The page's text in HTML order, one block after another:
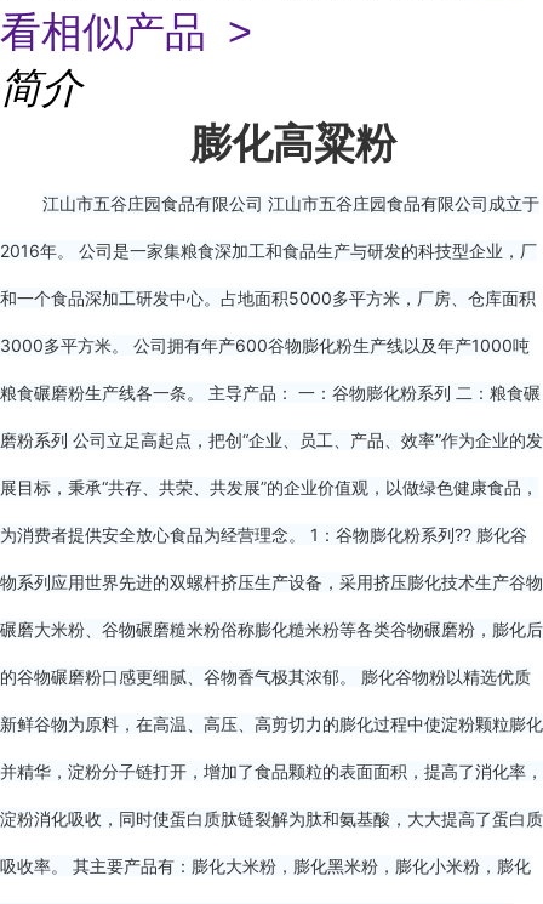
看相似产品 >
简介
膨化高粱粉
江山市五谷庄园食品有限公司 江山市五谷庄园食品有限公司成立于
2016年。 公司是一家集粮食深加工和食品生产与研发的科技型企业，厂
和一个食品深加工研发中心。占地面积5000多平方米，厂房、仓库面积
3000多平方米。 公司拥有年产600谷物膨化粉生产线以及年产1000吨
粮食碾磨粉生产线各一条。 主导产品： 一：谷物膨化粉系列 二：粮食碾
磨粉系列 公司立足高起点，把创“企业、员工、产品、效率”作为企业的发
展目标，秉承“共存、共荣、共发展”的企业价值观，以做绿色健康食品，
为消费者提供安全放心食品为经营理念。 1：谷物膨化粉系列?? 膨化谷
物系列应用世界先进的双螺杆挤压生产设备，采用挤压膨化技术生产谷物
碾磨大米粉、谷物碾磨糙米粉俗称膨化糙米粉等各类谷物碾磨粉，膨化后
的谷物碾磨粉口感更细腻、谷物香气极其浓郁。 膨化谷物粉以精选优质
新鲜谷物为原料，在高温、高压、高剪切力的膨化过程中使淀粉颗粒膨化
并精华，淀粉分子链打开，增加了食品颗粒的表面面积，提高了消化率，
淀粉消化吸收，同时使蛋白质肽链裂解为肽和氨基酸，大大提高了蛋白质
吸收率。 其主要产品有：膨化大米粉，膨化黑米粉，膨化小米粉，膨化